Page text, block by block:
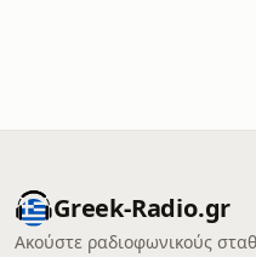
Greek-Radio.gr
Ακούστε ραδιοφωνικούς